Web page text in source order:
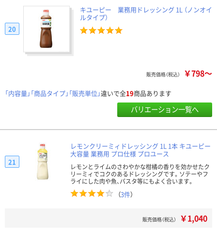
キユーピー 業務用ドレッシング 1L （ノンオイ
ルタイプ）
20
販売価格（税込） ￥798～
「内容量」「商品タイプ」「販売単位」違いで全19商品あります
バリエーション一覧へ
レモンクリーミィドレッシング 1L 1本 キユーピー
大容量 業務用 プロ仕様 プロユース
レモンとライムのさわやかな柑橘の香りを効かせたク
リーミィでコクのあるドレッシングです。ソテーやフ
ライにした肉や魚、パスタ等にもよく合います。
（3件）
21
販売価格（税込） ￥1,040